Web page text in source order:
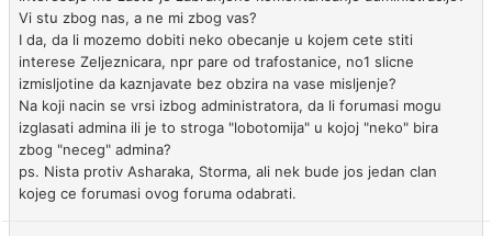
Vi stu zbog nas, a ne mi zbog vas?
I da, da li mozemo dobiti neko obecanje u kojem cete stiti
interese Zeljeznicara, npr pare od trafostanice, no1 slicne
izmisljotine da kaznjavate bez obzira na vase misljenje?
Na koji nacin se vrsi izbog administratora, da li forumasi mogu
izglasati admina ili je to stroga "lobotomija" u kojoj "neko" bira
zbog "neceg" admina?
ps. Nista protiv Asharaka, Storma, ali nek bude jos jedan clan
kojeg ce forumasi ovog foruma odabrati.